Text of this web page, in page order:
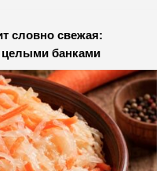
словно свежая:
целыми банками